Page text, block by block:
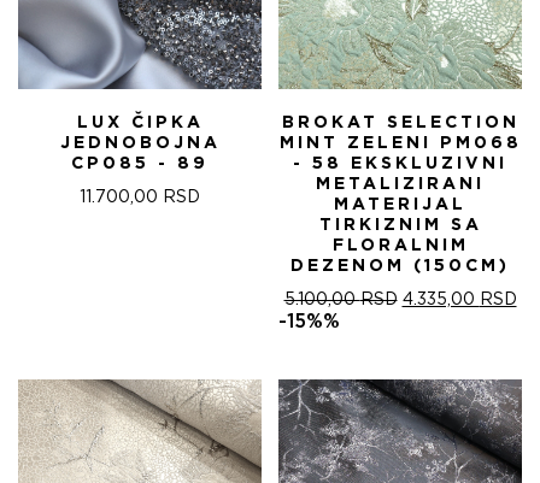
LUX ČIPKA
JEDNOBOJNA
CP085 - 89
11.700,00 RSD
BROKAT SELECTION
MINT ZELENI PM068
- 58 EKSKLUZIVNI
METALIZIRANI
MATERIJAL
TIRKIZNIM SA
FLORALNIM
DEZENOM (150CM)
5.100,00RSD ОРИГИНАЛНА
5.100,00 RSD.
4.335,00 RSD
-15%%